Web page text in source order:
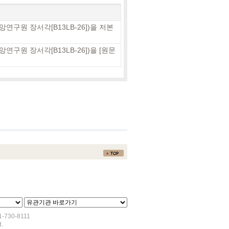
연구원 장서각[B13LB-26])을 저본
연구원 장서각[B13LB-26])을 [원문
730-8111